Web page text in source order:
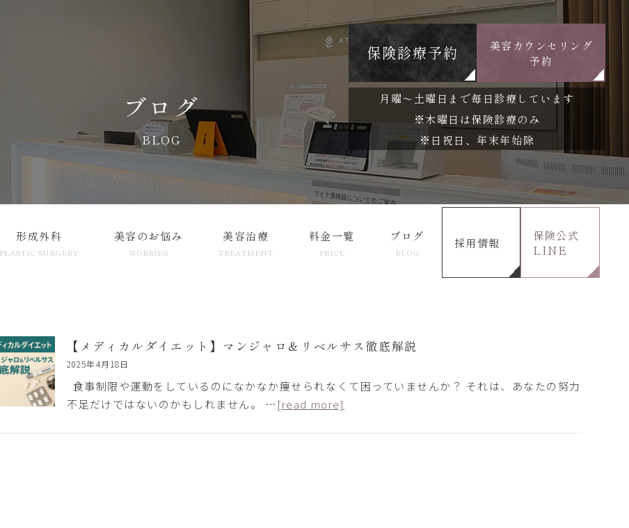
保険診療予約
美容カウンセリング
予約
月曜～土曜日まで毎日診療しています
※木曜日は保険診療のみ
※日祝日、年末年始除
ブログ
BLOG
形成外科
PLASTIC SURGERY
美容のお悩み
WORRIES
美容治療
TREATMENT
料金一覧
PRICE
ブログ
BLOG
採用情報
保険公式
LINE
【メディカルダイエット】マンジャロ＆リベルサス徹底解説
2025年4月18日
食事制限や運動をしているのになかなか痩せられなくて困っていませんか？ それは、あなたの努力
不足だけではないのかもしれません。 … [read more]